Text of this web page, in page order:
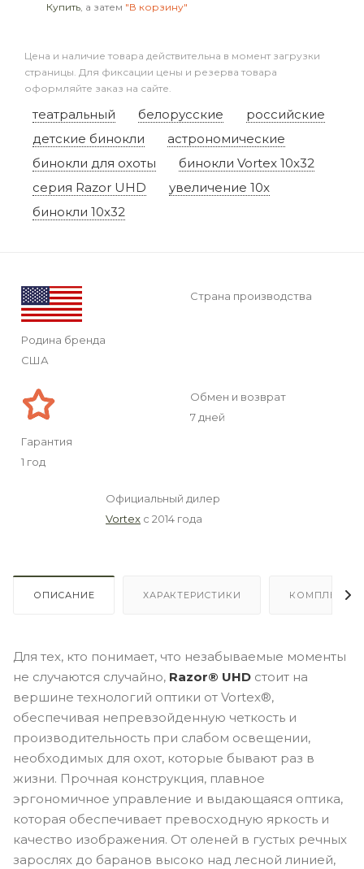
Купить, а затем "В корзину"
Цена и наличие товара действительна в момент загрузки
страницы. Для фиксации цены и резерва товара
оформляйте заказ на сайте.
театральный белорусские
российские
детские бинокли
астрономические
бинокли для охоты
бинокли Vortex 10x32
серия Razor UHD
увеличение 10x
бинокли 10x32
Родина бренда
США
Страна производства
Гарантия
1 год
Обмен и возврат
7 дней
Официальный дилер
Vortex с 2014 года
ОПИСАНИЕ ХАРАКТЕРИСТИКИ
Для тех, кто понимает, что незабываемые моменты
не случаются случайно, Razor® UHD стоит на
вершине технологий оптики от Vortex®,
обеспечивая непревзойденную четкость и
производительность при слабом освещении,
необходимых для охот, которые бывают раз в
жизни. Прочная конструкция, плавное
эргономичное управление и выдающаяся оптика,
которая обеспечивает превосходную яркость и
качество изображения. От оленей в густых речных
зарослях до баранов высоко над лесной линией,